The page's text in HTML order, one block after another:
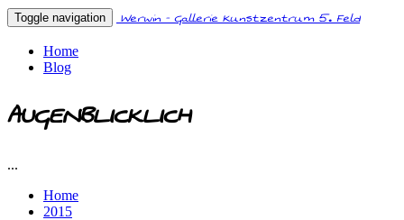
Toggle navigation Werwin - Gallerie Kunstzentrum 5. Feld
Home
Blog
AUGENBLICKLICH
...
Home
2015